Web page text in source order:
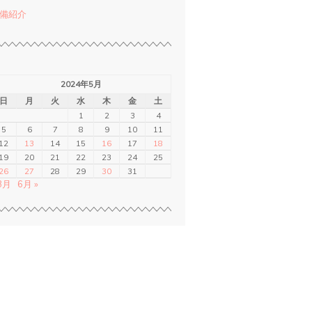
紹介
2024年5月
日
月 火 水 木 金
土
1
2 3
4
5
6 7 8 9 10
11
13 14 15 16 17
18
20 21 22 23 24
25
27 28 29 30 31
6月 »